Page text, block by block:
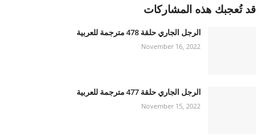
قد تُعجبك هذه المشاركات
الرجل الجاري حلقة 478 مترجمة للعربية
November 16, 2022
الرجل الجاري حلقة 477 مترجمة للعربية
November 15, 2022